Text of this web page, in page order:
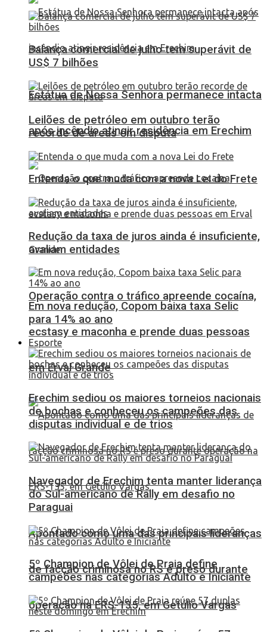
Estátua de Nossa Senhora permanece intacta
após incêndio atingir residência em Erechim
Operação contra o tráfico apreende cocaína,
ecstasy e maconha e prende duas pessoas
em Erval Grande
Apontado como uma das principais lideranças
de facção criminosa no RS é preso durante
operação na ERS-135, em Getúlio Vargas
Balança comercial de julho tem superávit de
US$ 7 bilhões
Leilões de petróleo em outubro terão
recorde de áreas em disputa
Entenda o que muda com a nova Lei do Frete
Redução da taxa de juros ainda é insuficiente,
avaliam entidades
Em nova redução, Copom baixa taxa Selic
para 14% ao ano
Esporte
Erechim sediou os maiores torneios nacionais
de bochas e conheceu os campeões das
disputas individual e de trios
Navegador de Erechim tenta manter liderança
do Sul-americano de Rally em desafio no
Paraguai
5º Champion de Vôlei de Praia define
campeões nas categorias Adulto e Iniciante